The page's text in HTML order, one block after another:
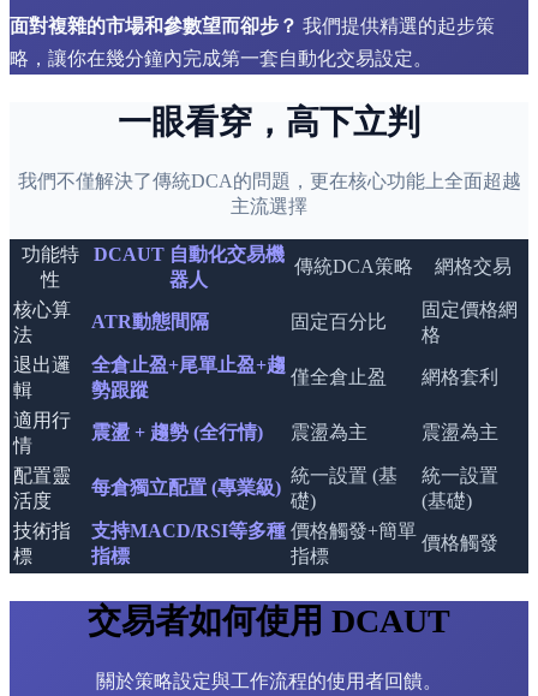
面對複雜的市場和參數望而卻步？ 我們提供精選的起步策
略，讓你在幾分鐘內完成第一套自動化交易設定。
一眼看穿，高下立判
我們不僅解決了傳統DCA的問題，更在核心功能上全面超越
主流選擇
功能特
性
DCAUT 自動化交易機
器人
傳統DCA策略 網格交易
核心算
法
ATR動態間隔 固定百分比
固定價格網
格
退出邏
輯
全倉止盈+尾單止盈+趨
勢跟蹤
僅全倉止盈 網格套利
適用行
情
震盪 + 趨勢 (全行情) 震盪為主 震盪為主
配置靈
活度
每倉獨立配置 (專業級)
統一設置 (基
礎)
統一設置
(基礎)
技術指
標
支持MACD/RSI等多種
指標
價格觸發+簡單
指標
價格觸發
交易者如何使用 DCAUT
關於策略設定與工作流程的使用者回饋。